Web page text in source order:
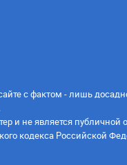
с фактом - лишь
и не является публичной
кодекса Российской